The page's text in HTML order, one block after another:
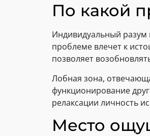
По какой
Индивидуальный
проблеме влечет к
позволяет
Лобная зона,
функционирование
релаксации личность
Место